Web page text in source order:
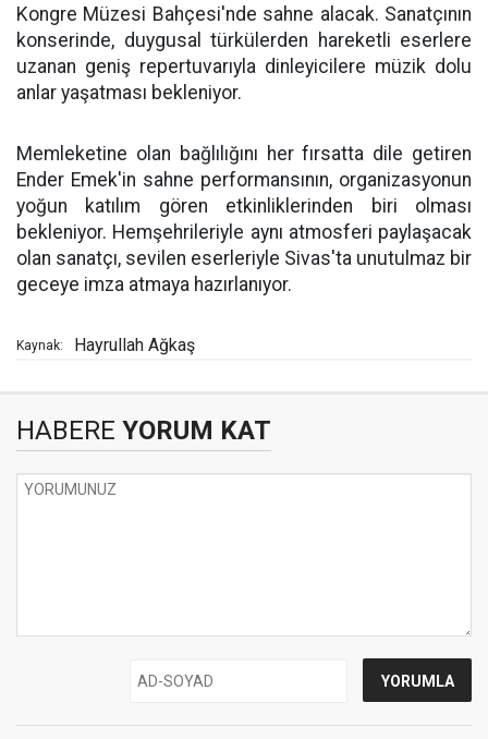
Kongre Müzesi Bahçesi'nde sahne alacak. Sanatçının
konserinde, duygusal türkülerden hareketli eserlere
uzanan geniş repertuvarıyla dinleyicilere müzik dolu
anlar yaşatması bekleniyor.
Memleketine olan bağlılığını her fırsatta dile getiren
Ender Emek'in sahne performansının, organizasyonun
yoğun katılım gören etkinliklerinden biri olması
bekleniyor. Hemşehrileriyle aynı atmosferi paylaşacak
olan sanatçı, sevilen eserleriyle Sivas'ta unutulmaz bir
geceye imza atmaya hazırlanıyor.
Kaynak: Hayrullah Ağkaş
HABERE YORUM KAT